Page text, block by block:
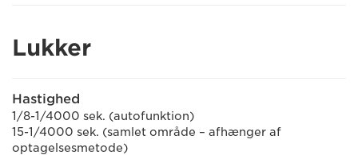
Lukker
Hastighed
1/8-1/4000 sek. (autofunktion)
15-1/4000 sek. (samlet område – afhænger af
optagelsesmetode)